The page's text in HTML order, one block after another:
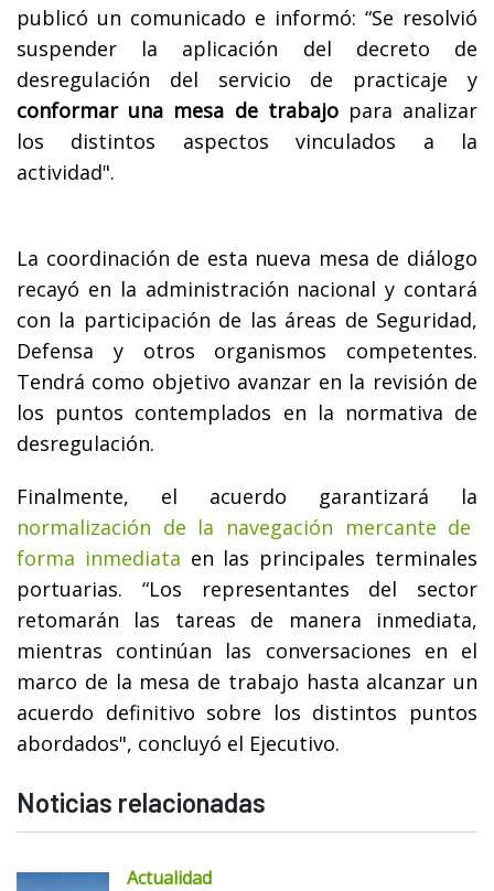
publicó un comunicado e informó: “Se resolvió
suspender la aplicación del decreto de
desregulación del servicio de practicaje y
conformar una mesa de trabajo para analizar
los distintos aspectos vinculados a la
actividad".
La coordinación de esta nueva mesa de diálogo
recayó en la administración nacional y contará
con la participación de las áreas de Seguridad,
Defensa y otros organismos competentes.
Tendrá como objetivo avanzar en la revisión de
los puntos contemplados en la normativa de
desregulación.
Finalmente, el acuerdo garantizará la
normalización de la navegación mercante de
forma inmediata en las principales terminales
portuarias. “Los representantes del sector
retomarán las tareas de manera inmediata,
mientras continúan las conversaciones en el
marco de la mesa de trabajo hasta alcanzar un
acuerdo definitivo sobre los distintos puntos
abordados", concluyó el Ejecutivo.
Noticias relacionadas
Actualidad